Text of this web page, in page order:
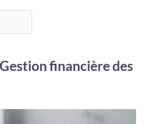
financière des